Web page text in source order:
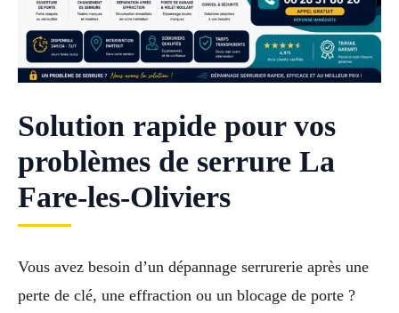
Solution rapide pour vos
problèmes de serrure La
Fare-les-Oliviers
Vous avez besoin d’un dépannage serrurerie après une
perte de clé, une effraction ou un blocage de porte ?